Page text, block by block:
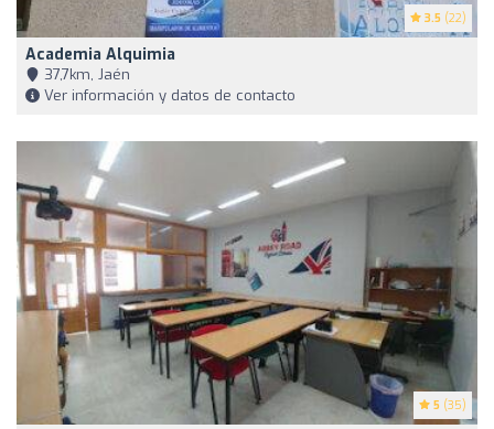
3.5 (22)
Academia Alquimia
37,7km, Jaén
Ver información y datos de contacto
5 (35)